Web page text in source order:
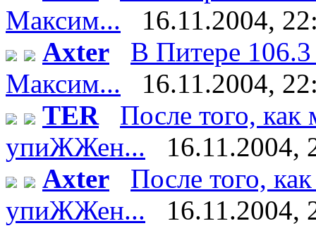
Максим...
16.11.2004,
Axter
В Питере
Максим...
16.11.2004,
TER
После того,
упиЖЖен...
16.11.2004,
Axter
После того,
упиЖЖен...
16.11.2004,